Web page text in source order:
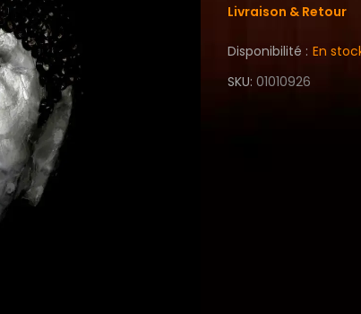
Livraison & Retour
Disponibilité : En
SKU 01010926